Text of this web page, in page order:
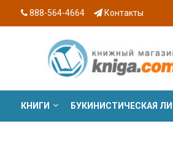
888-564-4664 Контакты
КНИГИ БУКИНИСТИЧЕСКАЯ